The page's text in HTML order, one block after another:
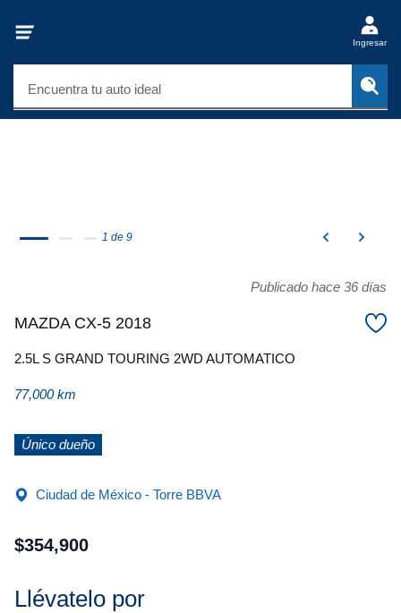
Ingresar
Encuentra tu auto ideal
1 de 9
Publicado hace 36 días
MAZDA CX-5 2018
2.5L S GRAND TOURING 2WD AUTOMATICO
77,000 km
Único dueño
Ciudad de México - Torre BBVA
$354,900
Llévatelo por